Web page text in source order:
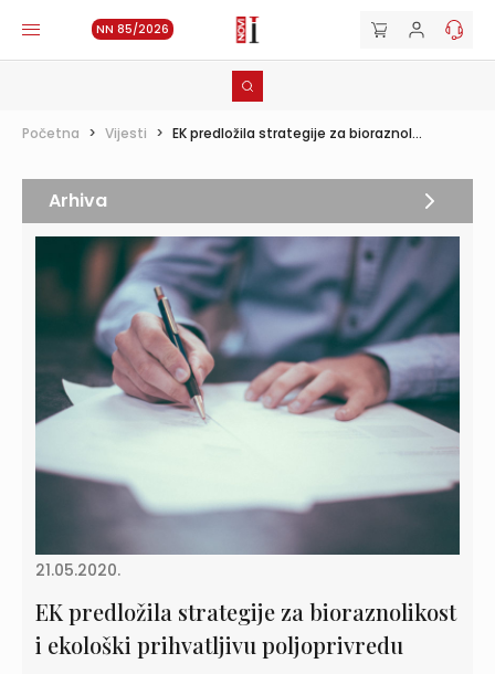
NN 85/2026
Početna > Vijesti > EK predložila strategije za bioraznol...
21.05.2020.
EK predložila strategije za bioraznolikost
i ekološki prihvatljivu poljoprivredu
Arhiva